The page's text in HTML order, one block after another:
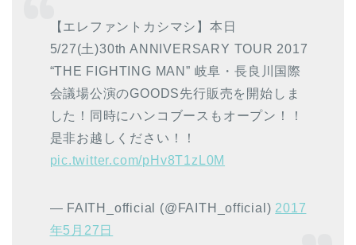
【エレファントカシマシ】本日
5/27(土)30th ANNIVERSARY TOUR 2017
“THE FIGHTING MAN” 岐阜・長良川国際
会議場公演のGOODS先行販売を開始しま
した！同時にハンコブースもオープン！！
是非お越しください！！
pic.twitter.com/pHv8T1zL0M
— FAITH_official (@FAITH_official) 2017
年5月27日